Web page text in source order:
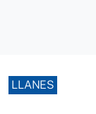
LLANES